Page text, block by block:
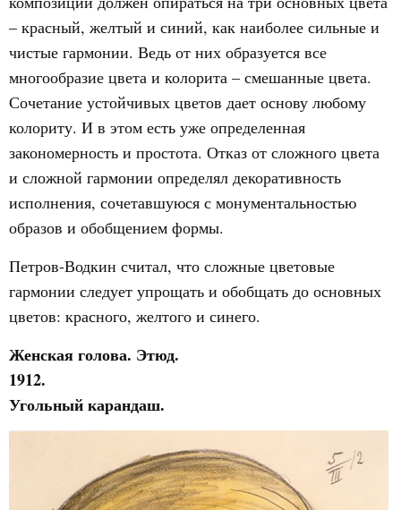
– красный, желтый и синий, как наиболее сильные и
чистые гармонии. Ведь от них образуется все
многообразие цвета и колорита – смешанные цвета.
Сочетание устойчивых цветов дает основу любому
колориту. И в этом есть уже определенная
закономерность и простота. Отказ от сложного цвета
и сложной гармонии определял декоративность
исполнения, сочетавшуюся с монументальностью
образов и обобщением формы.
Петров-Водкин считал, что сложные цветовые
гармонии следует упрощать и обобщать до основных
цветов: красного, желтого и синего.
Женская голова. Этюд.
1912.
Угольный карандаш.